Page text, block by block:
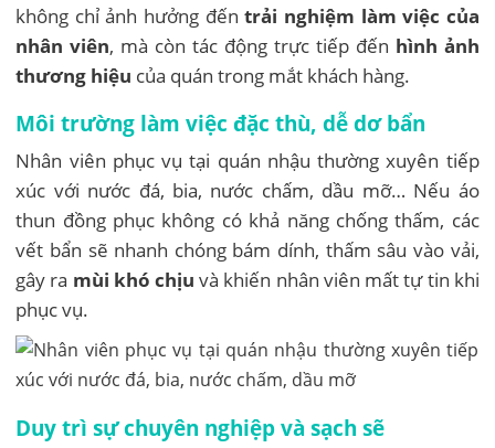
không chỉ ảnh hưởng đếntrải nghiệm làm việc của
nhân viên, mà còn tác động trực tiếp đến hình ảnh
thương hiệu của quán trong mắt khách hàng.
Môi trường làm việc đặc thù, dễ dơ bẩn
Nhân viên phục vụ tại quán nhậu thường xuyên tiếp
xúc với nước đá, bia, nước chấm, dầu mỡ… Nếu áo
thun đồng phục không có khả năng chống thấm, các
vết bẩn sẽ nhanh chóng bám dính, thấm sâu vào vải,
gây ra mùi khó chịu và khiến nhân viên mất tự tin khi
phục vụ.
Duy trì sự chuyên nghiệp và sạch sẽ